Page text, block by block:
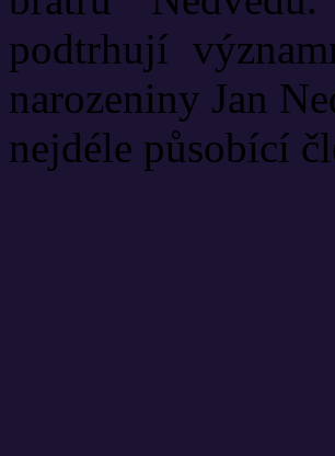
podtrhují
narozeniny Jan
nejdéle působící